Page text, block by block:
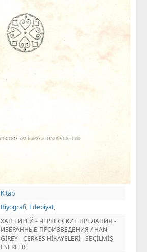
Kitap
Biyografi, Edebiyat,
ХАН ГИРЕЙ - ЧЕРКЕССКИЕ ПРЕДАНИЯ -
ИЗБРАННЫЕ ПРОИЗВЕДЕНИЯ / HAN
GİREY - ÇERKES HİKAYELERİ - SEÇİLMİŞ
ESERLER